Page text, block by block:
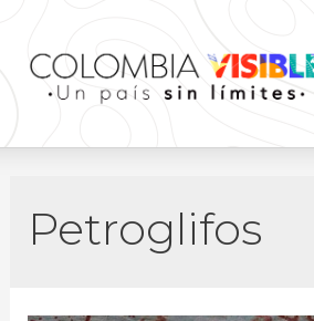
Petroglifos